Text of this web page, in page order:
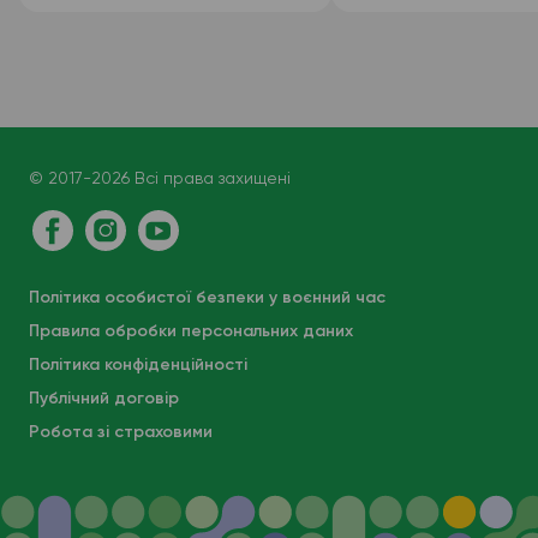
© 2017-2026 Всі права захищені
Політика особистої безпеки у воєнний час
Правила обробки персональних даних
Політика конфіденційності
Публічний договір
Робота зі страховими